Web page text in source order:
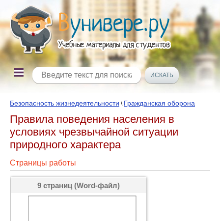
Безопасность жизнедеятельности \ Гражданская оборона
Правила поведения населения в
условиях чрезвычайной ситуации
природного характера
Страницы работы
9 страниц (Word-файл)